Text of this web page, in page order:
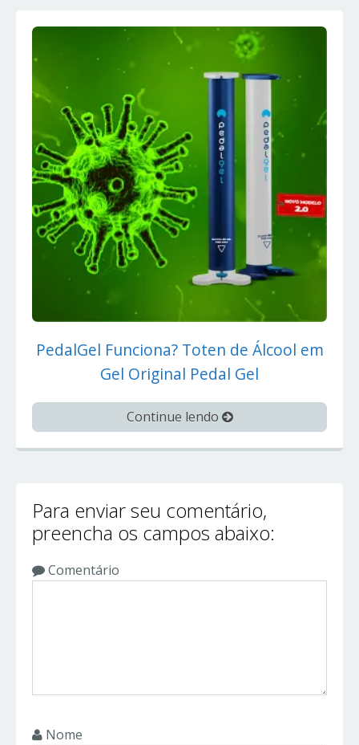
PedalGel Funciona? Toten de Álcool em
Gel Original Pedal Gel
Continue lendo
Para enviar seu comentário,
preencha os campos abaixo:
Comentário
Nome